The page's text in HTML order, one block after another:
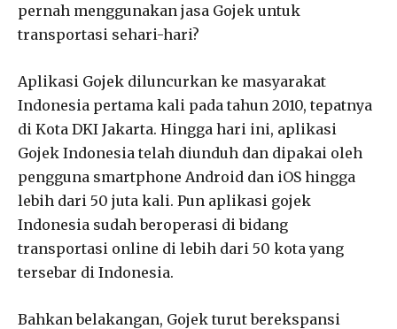
pernah menggunakan jasa Gojek untuk
transportasi sehari-hari?
Aplikasi Gojek diluncurkan ke masyarakat
Indonesia pertama kali pada tahun 2010, tepatnya
di Kota DKI Jakarta. Hingga hari ini, aplikasi
Gojek Indonesia telah diunduh dan dipakai oleh
pengguna smartphone Android dan iOS hingga
lebih dari 50 juta kali. Pun aplikasi gojek
Indonesia sudah beroperasi di bidang
transportasi online di lebih dari 50 kota yang
tersebar di Indonesia.
Bahkan belakangan, Gojek turut berekspansi